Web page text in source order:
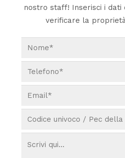
nostro staff! Inserisci i
verificare la